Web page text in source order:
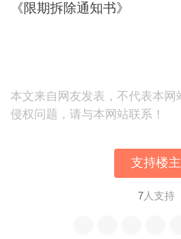
《限期拆除通知书》
本文来自网友发表，不代表本网
侵权问题，请与本网站联系！
支持楼主
7人支持